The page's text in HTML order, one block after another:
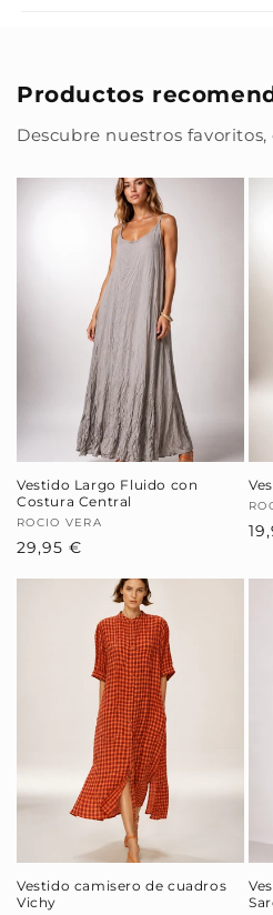
Productos
Descubre nuestros
Vestido Largo Fluido con
Costura Central
Proveedor:
ROCIO VERA
Precio
29,95 €
Vestido camisero de cuadros
Vichy